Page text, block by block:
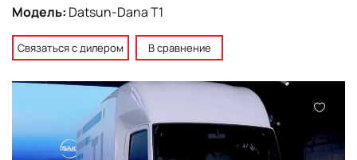
Модель: Datsun-Dana T1
Связаться с дилером В сравнение